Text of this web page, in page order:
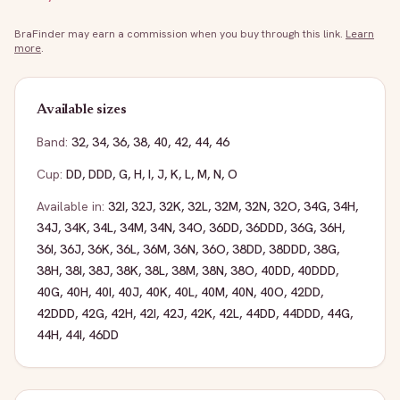
BraFinder may earn a commission when you buy through this link. Learn
more.
Available sizes
Band: 32, 34, 36, 38, 40, 42, 44, 46
Cup: DD, DDD, G, H, I, J, K, L, M, N, O
Available in: 32I, 32J, 32K, 32L, 32M, 32N, 32O, 34G, 34H,
34J, 34K, 34L, 34M, 34N, 34O, 36DD, 36DDD, 36G, 36H,
36I, 36J, 36K, 36L, 36M, 36N, 36O, 38DD, 38DDD, 38G,
38H, 38I, 38J, 38K, 38L, 38M, 38N, 38O, 40DD, 40DDD,
40G, 40H, 40I, 40J, 40K, 40L, 40M, 40N, 40O, 42DD,
42DDD, 42G, 42H, 42I, 42J, 42K, 42L, 44DD, 44DDD, 44G,
44H, 44I, 46DD